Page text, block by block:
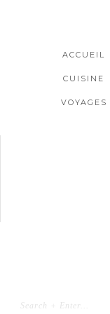
ACCUEIL
CUISINE
VOYAGES